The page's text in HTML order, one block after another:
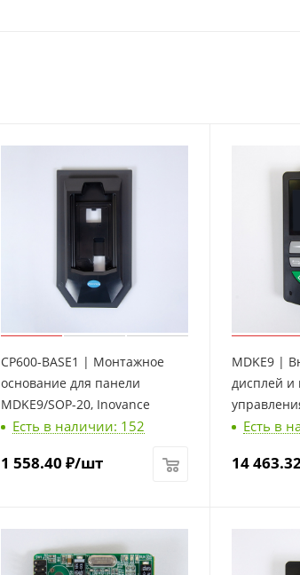
CP600-BASE1 | Монтажное
основание для панели
MDKE9/SOP-20, Inovance
Есть в наличии: 152
1 558.40 ₽/шт
MDKE9 |
дисплей и
Inovance
Есть в
14